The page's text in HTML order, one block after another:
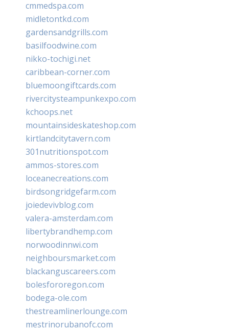
cmmedspa.com
midletontkd.com
gardensandgrills.com
basilfoodwine.com
nikko-tochigi.net
caribbean-corner.com
bluemoongiftcards.com
rivercitysteampunkexpo.com
kchoops.net
mountainsideskateshop.com
kirtlandcitytavern.com
301nutritionspot.com
ammos-stores.com
loceanecreations.com
birdsongridgefarm.com
joiedevivblog.com
valera-amsterdam.com
libertybrandhemp.com
norwoodinnwi.com
neighboursmarket.com
blackanguscareers.com
bolesfororegon.com
bodega-ole.com
thestreamlinerlounge.com
mestrinorubanofc.com